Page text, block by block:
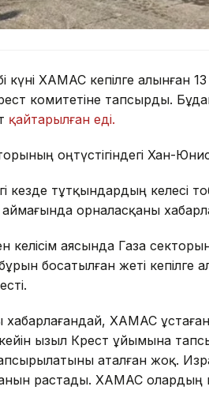
күні ХАМАС кепілге алынған
комитетіне тапсырды.
қайтарылған еді.
оңтүстігіндегі Хан-
кезде тұтқындардың келесі
орналасқаны
келісім аясында Газа
босатылған жеті кепілге
ХАМАС ұстаған
Қызыл Крест ұйымына
аталған жоқ.
растады. ХАМАС олардың